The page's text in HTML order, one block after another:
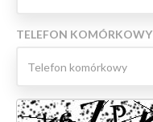
TELEFON KOMÓRKOWY